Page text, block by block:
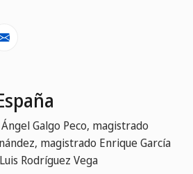
Galgo Peco, magistrado
magistrado Enrique García
Rodríguez Vega